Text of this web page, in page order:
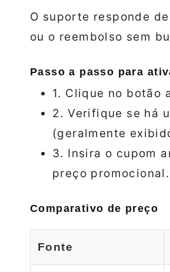
O suporte responde
ou o reembolso sem
Passo a passo para
1. Clique no botão
2. Verifique se há
(geralmente
3. Insira o cupom
preço promocional.
Comparativo de preço
Fonte